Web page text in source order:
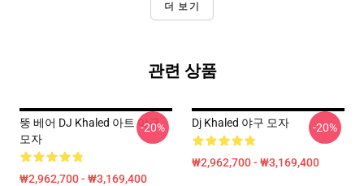
더 보기
관련 상품
뚱 베어 DJ Khaled 아트 야구
모자
₩2,962,700 - ₩3,169,400
-20% Dj Khaled 야구 모자
₩2,962,700 - ₩3,169,400
-20%